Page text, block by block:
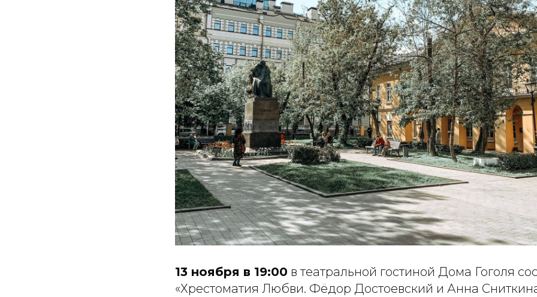
13 ноября в 19:00 в театральной гостиной Дома Гоголя
«Хрестоматия Любви. Фёдор Достоевский и Анна